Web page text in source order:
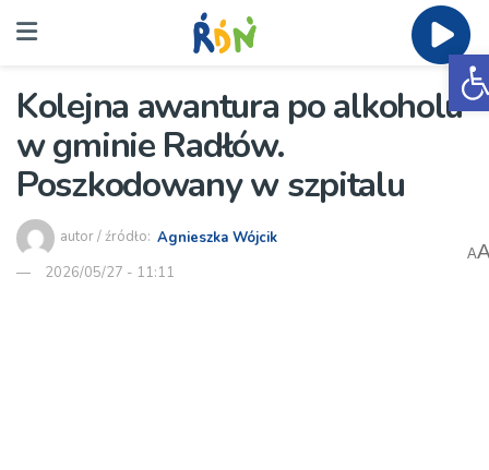
Kolejna awantura po alkoholu
w gminie Radłów.
Poszkodowany w szpitalu
autor / źródło: Agnieszka Wójcik
2026/05/27 - 11:11
A